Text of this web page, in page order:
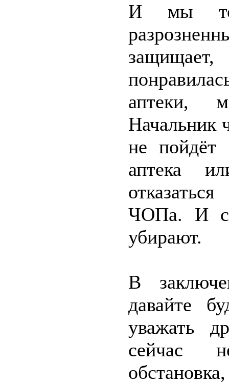
И мы
аптеки,
Начальник
не пойдёт
аптека
ЧОПа. И
убирают.
В
давайте
уважать
сейчас